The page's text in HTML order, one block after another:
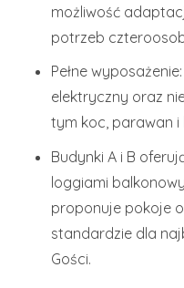
możliwość
potrzeb
Pełne
elektryczny oraz
tym koc, parawan i
Budynki A i B
loggiami
proponuje pokoje
standardzie dla
Gości.